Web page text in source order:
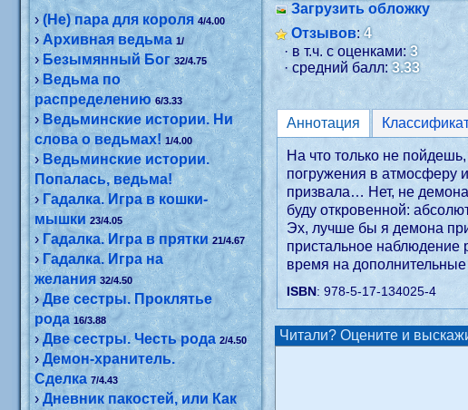
›(Не) пара для короля 4/4.00
›Архивная ведьма 1/
›Безымянный Бог 32/4.75
›Ведьма по
распределению 6/3.33
›Ведьминские истории. Ни
слова о ведьмах! 1/4.00
›Ведьминские истории.
Попалась, ведьма!
› Гадалка. Игра в кошки-
мышки 23/4.05
›Гадалка. Игра в прятки 21/4.67
›Гадалка. Игра на
желания 32/4.50
›Две сестры. Проклятье
рода 16/3.88
›Две сестры. Честь рода 2/4.50
›Демон-хранитель.
Сделка 7/4.43
›Дневник пакостей, или Как
Загрузить обложку
Отзывов:4
· в т.ч. с оценками:3
· средний балл:3.33
Аннотация
На что только не
погружения в атмосферу
призвала… Нет, не
буду откровенной:
Эх, лучше бы я демона
пристальное наблюдение
время на
ISBN: 978-5-17-134025-4
Читали? Оцените и